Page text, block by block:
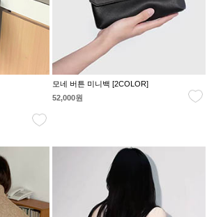
모네 버튼 미니백 [2COLOR]
52,000원